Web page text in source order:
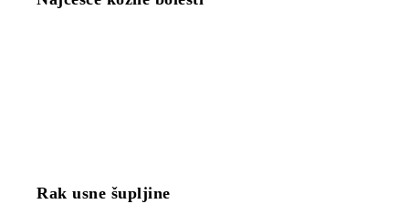
Rak usne šupljine